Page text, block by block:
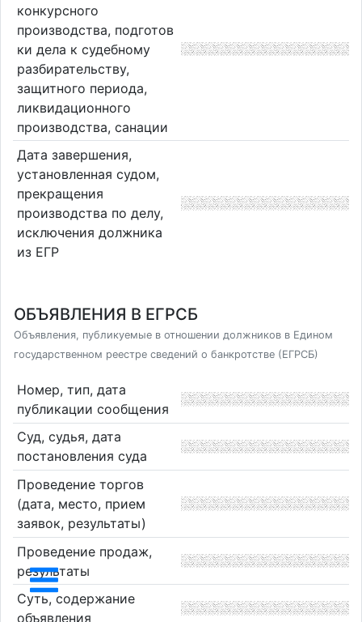
конкурсного
производства, подготов
ки дела к судебному
разбирательству,
защитного периода,
ликвидационного
производства, санации
Дата завершения,
установленная судом,
прекращения
производства по делу,
исключения должника
из ЕГР
ОБЪЯВЛЕНИЯ В ЕГРСБ
Объявления, публикуемые в отношении должников в Едином
государственном реестре сведений о банкротстве (ЕГРСБ)
Номер, тип, дата
публикации сообщения
Суд, судья, дата
постановления суда
Проведение торгов
(дата, место, прием
заявок, результаты)
Проведение продаж,
результаты
Суть, содержание
объявления